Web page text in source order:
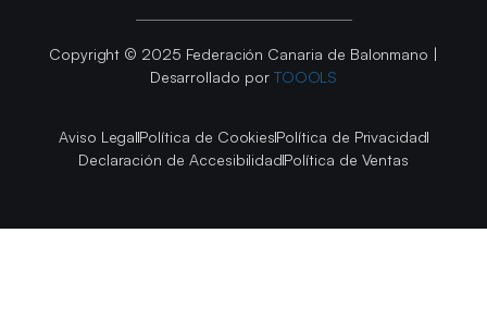
Copyright © 2025 Federación Canaria de Balonmano |
Desarrollado por TOOOLS
Aviso LegalPolítica de CookiesPolítica de Privacidad
Declaración de AccesibilidadPolítica de Ventas